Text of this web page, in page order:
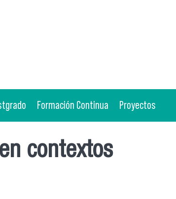
Formación Continua Proyectos
contextos